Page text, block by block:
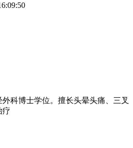
科博士学位。擅长头晕头痛、三叉
疗